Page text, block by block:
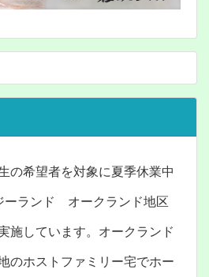
の希望者を対象に夏季休業中
ーランド オークランド地区
施しています。オークランド
のホストファミリー宅でホー